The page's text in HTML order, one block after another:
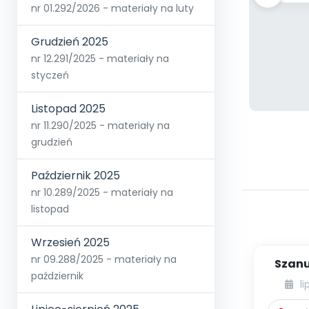
nr 01.292/2026 - materiały na luty
Grudzień 2025
nr 12.291/2025 - materiały na
styczeń
Listopad 2025
nr 11.290/2025 - materiały na
grudzień
Październik 2025
nr 10.289/2025 - materiały na
listopad
Wrzesień 2025
nr 09.288/2025 - materiały na
październik